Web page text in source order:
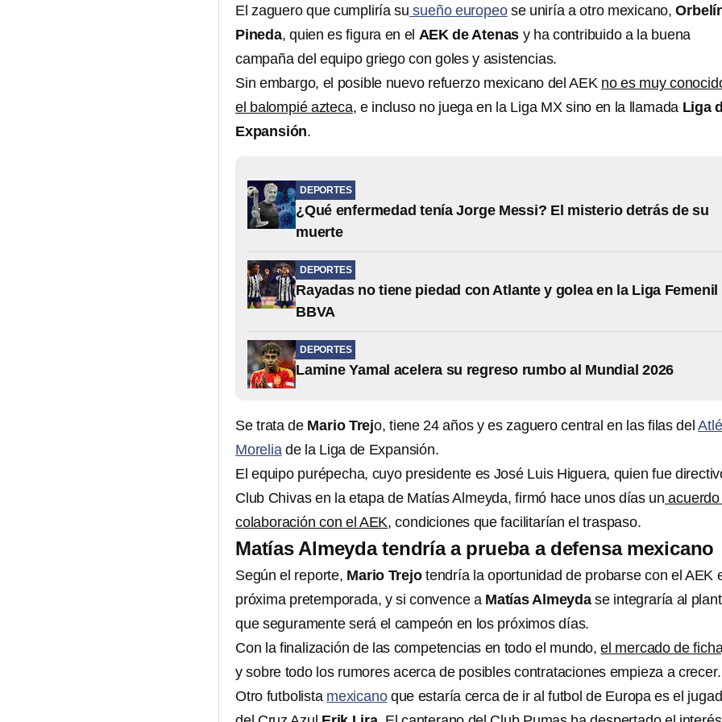
El zaguero que cumpliría su sueño europeose uniría a otro mexicano,
Pineda, quien es figura en el AEK de Atenas y ha contribuido a la buena
campaña del equipo griego con goles y asistencias.
Sin embargo, el posible nuevo refuerzo mexicano del AEK no es muy
el balompié azteca, e incluso no juega en la Liga MX sino en la llamada Liga
Expansión.
DEPORTES
¿Qué enfermedad tenía Jorge Messi? El misterio detrás de su
muerte
DEPORTES
Rayadas no tiene piedad con Atlante y golea en la Liga Femenil
BBVA
DEPORTES
Lamine Yamal acelera su regreso rumbo al Mundial 2026
Se trata de Mario Trejo, tiene 24 años y es zaguero central en las filas del
Moreliade la Liga de Expansión.
El equipo purépecha, cuyo presidente es José Luis Higuera, quien fue
Club Chivas en la etapa de Matías Almeyda, firmó hace unos días un
colaboración con el AEK, condiciones que facilitarían el traspaso.
Matías Almeyda tendría a prueba a defensa mexicano
Según el reporte, Mario Trejotendría la oportunidad de probarse con el AEK
próxima pretemporada, y si convence a Matías Almeydase integraría al
que seguramente será el campeón en los próximos días.
Con la finalización de las competencias en todo el mundo,el mercado de
y sobre todo los rumores acerca de posibles contrataciones empieza a crecer.
Otro futbolista mexicanoque estaría cerca de ir al futbol de Europa es el